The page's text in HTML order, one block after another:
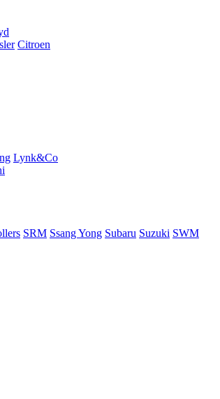
Citroen
Lynk&Co
SRM Ssang Yong Subaru Suzuki SWM